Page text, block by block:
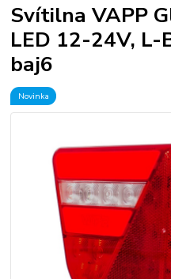
Svítilna VAPP
LED 12-24V, L-
baj6
Novinka